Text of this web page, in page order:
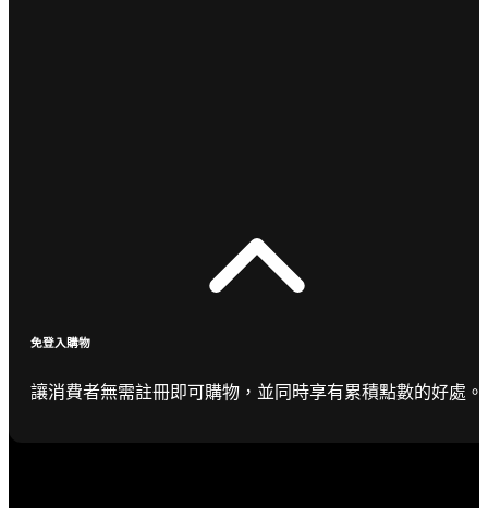
免登入購物
讓消費者無需註冊即可購物，並同時享有累積點數的好處。